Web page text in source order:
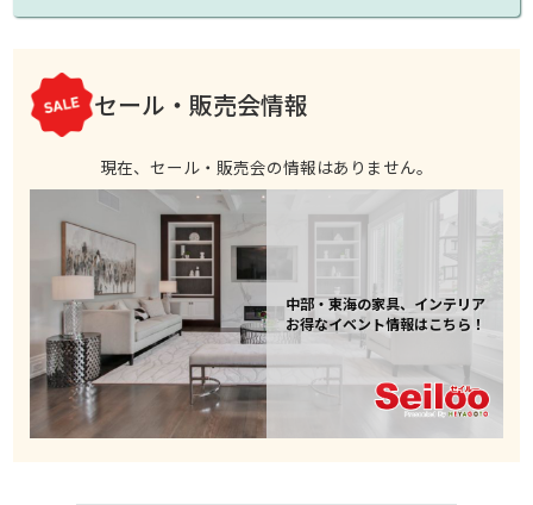
セール・販売会情報
現在、セール・販売会の情報はありません。
中部・東海の家具、インテリア
お得なイベント情報はこちら！